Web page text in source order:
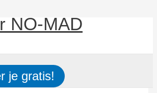
NO-MAD
je gratis!